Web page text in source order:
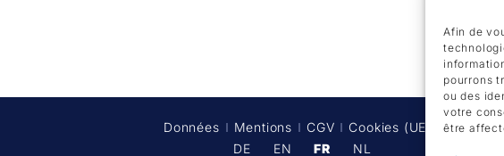
Afin de
pourrons
ou des
votre
être
Données Mentions CGV
Cookies (UE)
DE
EN FR NL